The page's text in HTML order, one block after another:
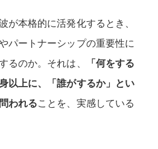
が本格的に活発化するとき、
パートナーシップの重要性に
るのか。それは、
「何をする
以上に、「誰がするか」とい
われることを、実感している